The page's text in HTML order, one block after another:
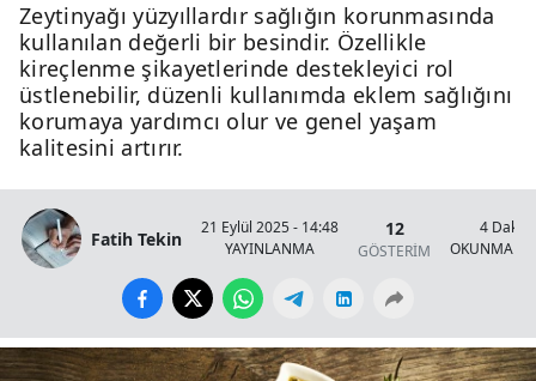
Zeytinyağı yüzyıllardır sağlığın korunmasında
kullanılan değerli bir besindir. Özellikle
kireçlenme şikayetlerinde destekleyici rol
üstlenebilir, düzenli kullanımda eklem sağlığını
korumaya yardımcı olur ve genel yaşam
kalitesini artırır.
Fatih Tekin
21 Eylül 2025 - 14:48
YAYINLANMA
12
GÖSTERİM
4 Dakika
OKUNMA